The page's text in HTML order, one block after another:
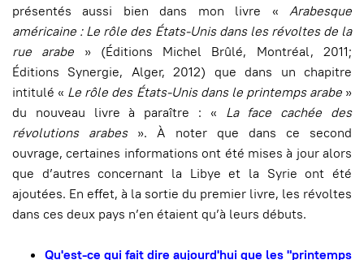
présentés aussi bien dans mon livre « Arabesque
américaine : Le rôle des États-Unis dans les révoltes de la
rue arabe » (Éditions Michel Brûlé, Montréal, 2011;
Éditions Synergie, Alger, 2012) que dans un chapitre
intitulé « Le rôle des États-Unis dans le printemps arabe»
du nouveau livre à paraître : « La face cachée des
révolutions arabes». À noter que dans ce second
ouvrage, certaines informations ont été mises à jour alors
que d’autres concernant la Libye et la Syrie ont été
ajoutées. En effet, à la sortie du premier livre, les révoltes
dans ces deux pays n’en étaient qu’à leurs débuts.
Qu'est-ce qui fait dire aujourd'hui que les "printemps